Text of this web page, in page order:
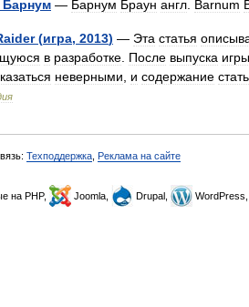
Барнум — Барнум Браун англ Barnum
(игра, 2013) — Эта статья
в разработке После выпуска игры
неверными и содержание
Техподдержка Реклама на сайте
на PHP, Joomla, Drupal, WordPress,